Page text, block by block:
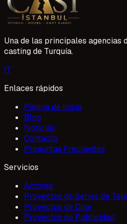
oluyoruz.
Una de las principales agencias
casting de Turquía.
IT
Enlaces rápidos
Página de inicio
Blog
Noticias
Contacto
Preguntas Frecuentes
Servicios
Actores
Proyectos de Series de
Proyectos de Cine
Proyectos de Publicidad